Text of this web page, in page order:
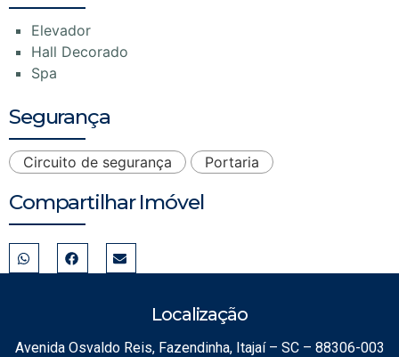
Elevador
Hall Decorado
Spa
Segurança
Circuito de segurança Portaria
Compartilhar Imóvel
Localização
Avenida Osvaldo Reis, Fazendinha, Itajaí – SC – 88306-003